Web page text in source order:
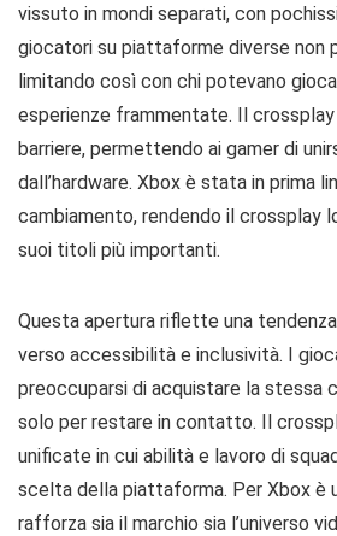
vissuto in mondi separati, con
giocatori su piattaforme diverse non
limitando così con chi potevano
esperienze frammentate. Il
barriere, permettendo ai gamer di
dall’hardware. Xbox è stata in prima
cambiamento, rendendo il crossplay
suoi titoli più importanti.
Questa apertura riflette una
verso accessibilità e inclusività. I
preoccuparsi di acquistare la stessa
solo per restare in contatto. Il
unificate in cui abilità e lavoro di
scelta della piattaforma. Per Xbox è
rafforza sia il marchio sia l’universo